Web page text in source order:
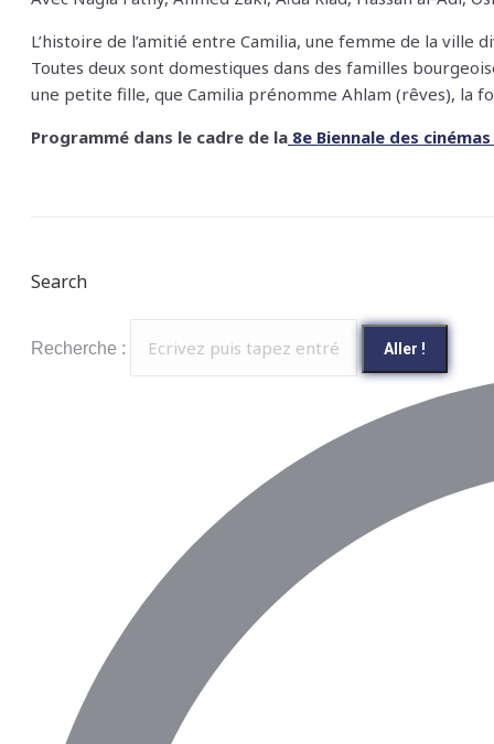
L’histoire de l’amitié entre Camilia, une femme de la
Toutes deux sont domestiques dans des familles
une petite fille, que Camilia prénomme Ahlam (rêves), la
Programmé dans le cadre de la 8e Biennale des
Search
Recherche :